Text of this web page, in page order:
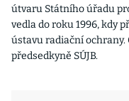
útvaru Státního úřadu
vedla do roku 1996, kdy
ústavu radiační ochrany.
předsedkyně SÚJB.